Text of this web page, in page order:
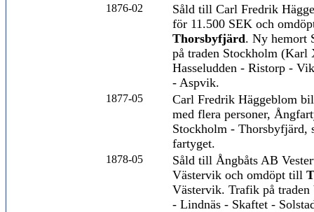
1876-02
Såld till Carl Fredrik
för 11.500 SEK och
Thorsbyfjärd. Ny hemort
på traden Stockholm
Hasseludden - Ristorp -
- Aspvik.
1877-05
Carl Fredrik Häggeblom
med flera personer,
Stockholm - Thorsbyfjärd,
fartyget.
1878-05
Såld till Ångbåts AB
Västervik och omdöpt till
Västervik. Trafik på
- Lindnäs - Skaftet -